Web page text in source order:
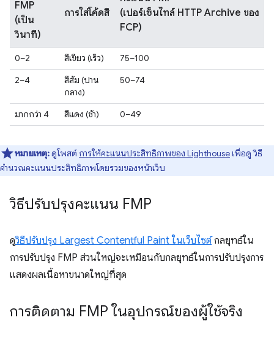
FMP
(เป็น
วินาที)
การใส่โค้ดสี
(เปอร์เซ็นไทล์ HTTP Archive ของ
FCP)
0–2 สีเขียว (เร็ว)
75–100
2–4
สีส้ม (ปาน
กลาง)
50–74
มากกว่า 4 สีแดง (ช้า) 0–49
หมายเหตุ:ดูโพสต์ การให้คะแนนประสิทธิภาพของ Lighthouseเพื่อดู วิธี
คำนวณคะแนนประสิทธิภาพโดยรวมของหน้าเว็บ
วิธีปรับปรุงคะแนน FMP
ดูวิธีปรับปรุง Largest Contentful Paint ในเว็บไซต์กลยุทธ์ใน
การปรับปรุง FMP ส่วนใหญ่จะเหมือนกับกลยุทธ์ในการปรับปรุงการ
แสดงผลเนื้อหาขนาดใหญ่ที่สุด
การติดตาม FMP ในอุปกรณ์ของผู้ใช้จริง